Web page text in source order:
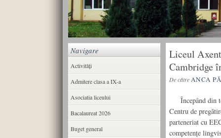
Liceul
Cambridge
De cătreANCA
Începând din
Centru de
parteneriat cu
competențe
Navigare
Activități
Admitere clasa a IX-a
Asociatia liceului
Bacalaureat 2026
Buget general